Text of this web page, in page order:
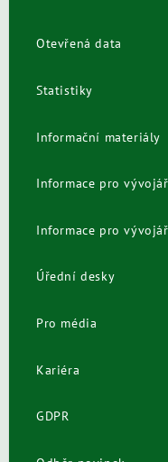
Otevřená data
Statistiky
Informační materiály
Informace pro
Informace pro
Úřední desky
Pro média
Kariéra
GDPR